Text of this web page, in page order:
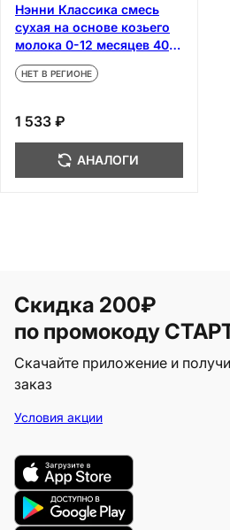
Нэнни Классика смесь
сухая на основе козьего
молока 0-12 месяцев 400
г
НЕТ В РЕГИОНЕ
1 533 ₽
АНАЛОГИ
Скидка 200₽
по промокоду
Скачайте приложение и
заказ
Условия акции